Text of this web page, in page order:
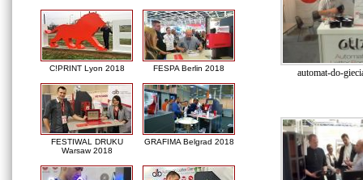
C!PRINT Lyon 2018 FESPA Berlin 2018
FESTIWAL DRUKU
Warsaw 2018
GRAFIMA Belgrad 2018
automat-do-